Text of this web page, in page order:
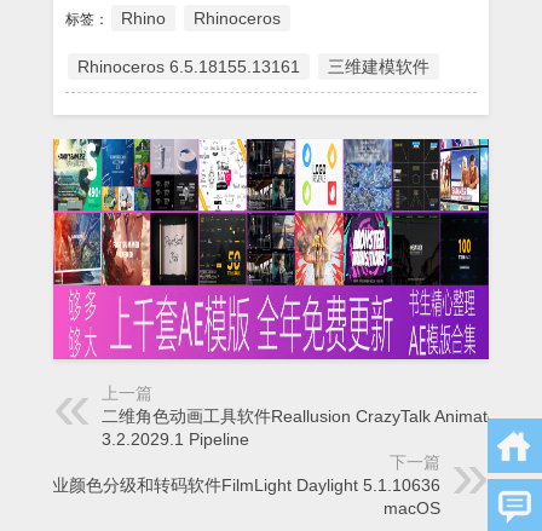
标签： Rhino Rhinoceros
Rhinoceros 6.5.18155.13161 三维建模软件
上一篇
二维角色动画工具软件Reallusion CrazyTalk Animator
3.2.2029.1 Pipeline
下一篇
专业颜色分级和转码软件FilmLight Daylight 5.1.10636
macOS